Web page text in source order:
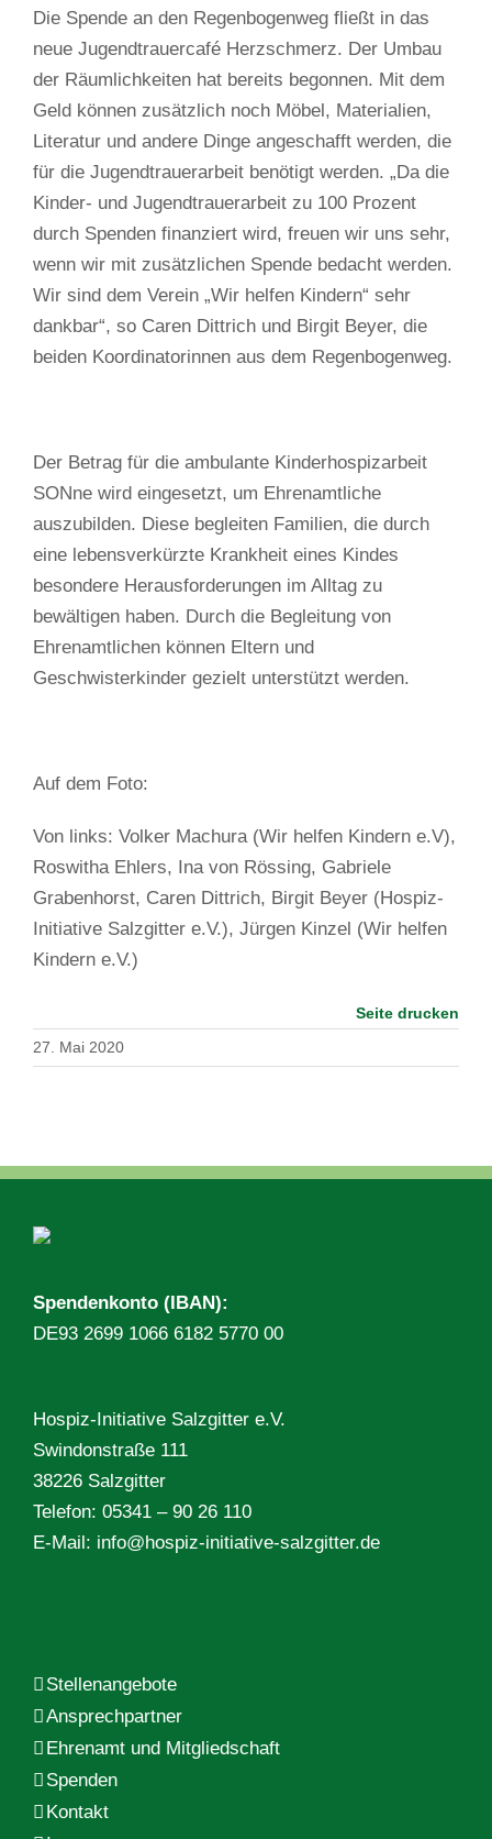
Die Spende an den Regenbogenweg fließt in das
neue Jugendtrauercafé Herzschmerz. Der Umbau
der Räumlichkeiten hat bereits begonnen. Mit dem
Geld können zusätzlich noch Möbel, Materialien,
Literatur und andere Dinge angeschafft werden, die
für die Jugendtrauerarbeit benötigt werden. „Da die
Kinder- und Jugendtrauerarbeit zu 100 Prozent
durch Spenden finanziert wird, freuen wir uns sehr,
wenn wir mit zusätzlichen Spende bedacht werden.
Wir sind dem Verein „Wir helfen Kindern“ sehr
dankbar“, so Caren Dittrich und Birgit Beyer, die
beiden Koordinatorinnen aus dem Regenbogenweg.
Der Betrag für die ambulante Kinderhospizarbeit
SONne wird eingesetzt, um Ehrenamtliche
auszubilden. Diese begleiten Familien, die durch
eine lebensverkürzte Krankheit eines Kindes
besondere Herausforderungen im Alltag zu
bewältigen haben. Durch die Begleitung von
Ehrenamtlichen können Eltern und
Geschwisterkinder gezielt unterstützt werden.
Auf dem Foto:
Von links: Volker Machura (Wir helfen Kindern e.V),
Roswitha Ehlers, Ina von Rössing, Gabriele
Grabenhorst, Caren Dittrich, Birgit Beyer (Hospiz-
Initiative Salzgitter e.V.), Jürgen Kinzel (Wir helfen
Kindern e.V.)
Seite drucken
27. Mai 2020
Spendenkonto (IBAN):
DE93 2699 1066 6182 5770 00
Hospiz-Initiative Salzgitter e.V.
Swindonstraße 111
38226 Salzgitter
Telefon: 05341 – 90 26 110
E-Mail: info@hospiz-initiative-salzgitter.de
Stellenangebote
Ansprechpartner
Ehrenamt und Mitgliedschaft
Spenden
Kontakt